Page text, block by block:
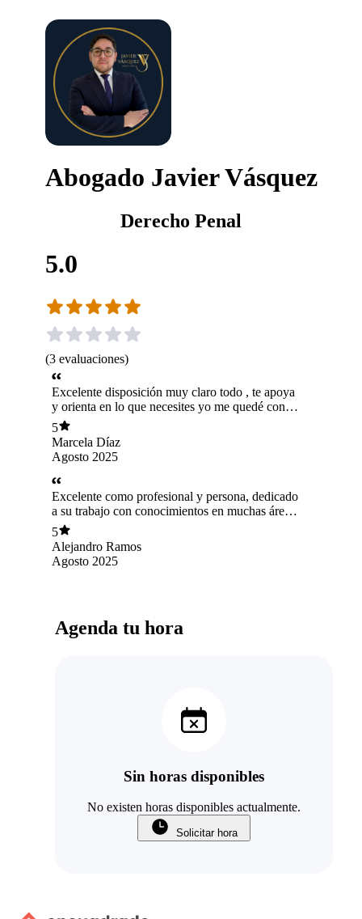
Abogado Javier Vásquez
Derecho Penal
5.0
(3 evaluaciones)
Excelente disposición muy claro todo , te apoya
y orienta en lo que necesites yo me quedé con
sus servicios cien por ciento recomendados
5
Marcela Díaz
Agosto 2025
Excelente como profesional y persona, dedicado
a su trabajo con conocimientos en muchas áreas,
lo recomiendo 1000%, si tuviera que volver a
pedir ayuda sería el primero a quien contactaría.
5
Alejandro Ramos
Agosto 2025
Agenda tu hora
Sin horas disponibles
No existen horas disponibles actualmente.
Solicitar hora